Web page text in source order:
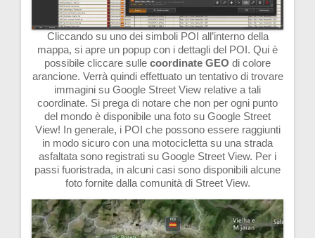
Cliccando su uno dei simboli POI all’interno della
mappa, si apre un popup con i dettagli del POI. Qui è
possibile cliccare sulle coordinate GEO di colore
arancione. Verrà quindi effettuato un tentativo di trovare
immagini su Google Street View relative a tali
coordinate. Si prega di notare che non per ogni punto
del mondo è disponibile una foto su Google Street
View! In generale, i POI che possono essere raggiunti
in modo sicuro con una motocicletta su una strada
asfaltata sono registrati su Google Street View. Per i
passi fuoristrada, in alcuni casi sono disponibili alcune
foto fornite dalla comunità di Street View.